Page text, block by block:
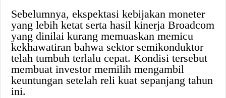
Sebelumnya, ekspektasi kebijakan moneter
yang lebih ketat serta hasil kinerja Broadcom
yang dinilai kurang memuaskan memicu
kekhawatiran bahwa sektor semikonduktor
telah tumbuh terlalu cepat. Kondisi tersebut
membuat investor memilih mengambil
keuntungan setelah reli kuat sepanjang tahun
ini.